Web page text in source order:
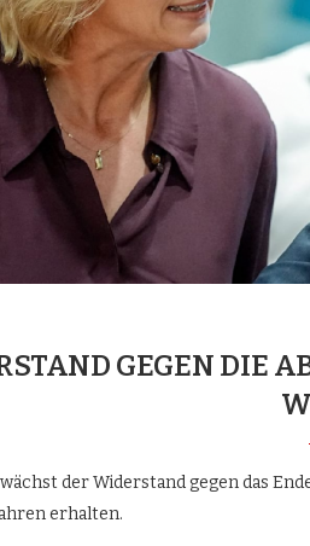
GEGEN DIE
der Widerstand gegen das
erhalten.